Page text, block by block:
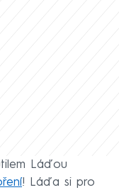
Láďou
! Láďa si pro